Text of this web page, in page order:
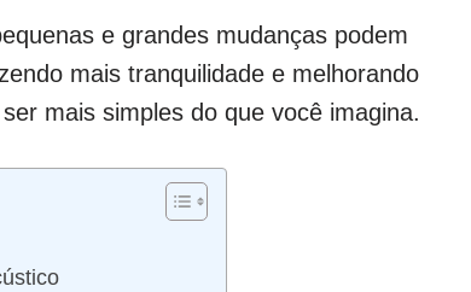
e grandes mudanças podem
mais tranquilidade e melhorando
mais simples do que você imagina.